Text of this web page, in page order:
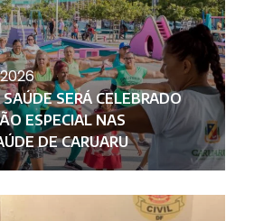
SERÁ CELEBRADO
ESPECIAL NAS
DE CARUARU